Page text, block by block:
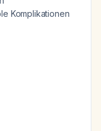
Komplikationen